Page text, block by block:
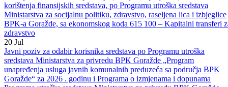
Javni poziviVidi sve
24 Jul
Javni poziv za dostavu aplikacija ( zahtjeva i projekata) u vezi
korištenja finansijskih sredstava, po Programu utroška sredstava
Ministarstva za socijalnu politiku, zdravstvo, raseljena lica i izbjeglice
BPK-a Goražde, sa ekonomskog koda 615 100 – Kapitalni transferi
zdravstvo
20 Jul
Javni poziv za odabir korisnika sredstava po Programu utroška